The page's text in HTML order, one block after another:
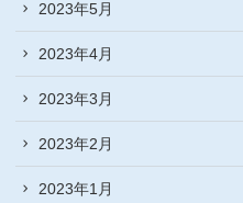
2023年5月
2023年4月
2023年3月
2023年2月
2023年1月